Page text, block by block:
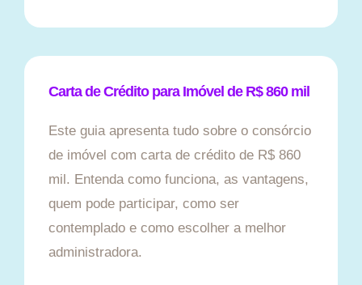
Carta de Crédito para Imóvel de R$ 860 mil
Este guia apresenta tudo sobre o consórcio
de imóvel com carta de crédito de R$ 860
mil. Entenda como funciona, as vantagens,
quem pode participar, como ser
contemplado e como escolher a melhor
administradora.